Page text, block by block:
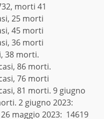
morti 41
25 morti
45 morti
36 morti
38 morti.
86 morti.
76 morti
81 morti. 9 giugno
2 giugno 2023:
26 maggio 2023: 14619